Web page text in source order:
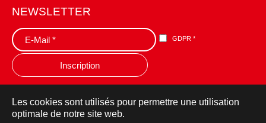
Les cookies sont utilisés pour permettre une utilisation
optimale de notre site web.
NEWSLETTER
GDPR *